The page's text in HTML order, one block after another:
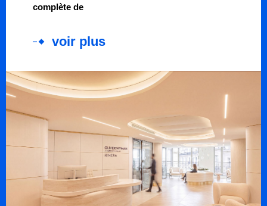
complète de
voir plus